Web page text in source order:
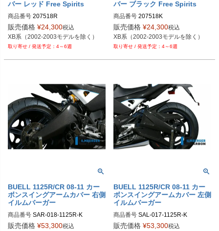
バー レッド Free Spirits
商品番号 207518R
販売価格 ¥24,300税込
XB系（2002-2003モデルを除く）
4～6週
バー ブラック Free Spirits
商品番号 207518K
販売価格 ¥24,300税込
XB系（2002-2003モデルを除く）
4～6週
BUELL 1125R/CR 08-11 カー
ボンスイングアームカバー 右側
イルムバーガー
商品番号 SAR-018-1125R-K
SAR.018.1125R.K
販売価格 ¥53,300税込
BUELL 1125R/CR 08-11 カー
ボンスイングアームカバー 左側
イルムバーガー
商品番号 SAL-017-1125R-K
SAL.017.1125R.K
販売価格 ¥53,300税込